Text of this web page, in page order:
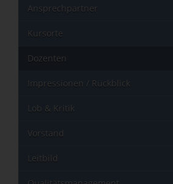
Ansprechpartner
Kursorte
Dozenten
Impressionen / Rückblick
Lob & Kritik
Vorstand
Leitbild